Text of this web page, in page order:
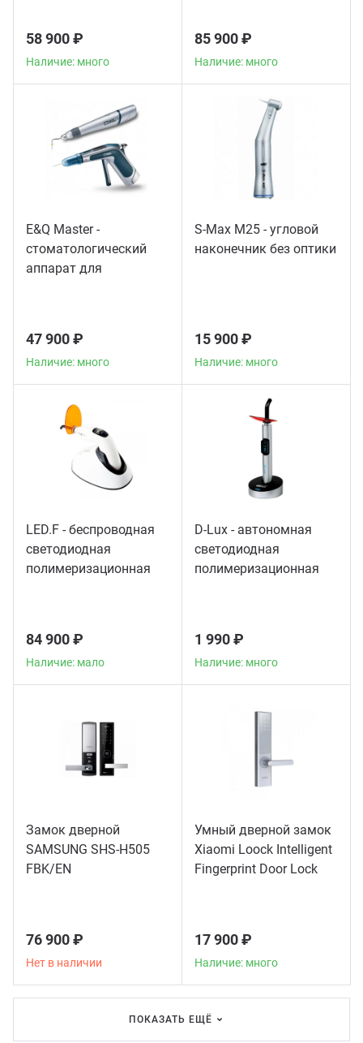
58 900 ₽
Наличие: много
85 900 ₽
Наличие: много
E&Q Master -
стоматологический
аппарат для
47 900 ₽
Наличие: много
S-Max M25 - угловой
наконечник без оптики
15 900 ₽
Наличие: много
LED.F - беспроводная
светодиодная
полимеризационная
84 900 ₽
Наличие: мало
D-Lux - автономная
светодиодная
полимеризационная
1 990 ₽
Наличие: много
Замок дверной
SAMSUNG SHS-H505
FBK/EN
76 900 ₽
Нет в наличии
Умный дверной замок
Xiaomi Loock Intelligent
Fingerprint Door Lock
17 900 ₽
Наличие: много
ПОКАЗАТЬ ЕЩЁ